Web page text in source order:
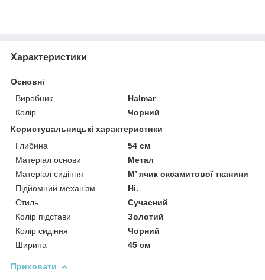
Характеристики
Основні
Виробник
Halmar
Колір
Чорний
Користувальницькі характеристики
Глибина
54 см
Матеріал основи
Метал
Матеріал сидіння
М’ ячик оксамитової тканини
Підйомний механізм
Ні.
Стиль
Сучасний
Колір підстави
Золотий
Колір сидіння
Чорний
Ширина
45 см
Приховати